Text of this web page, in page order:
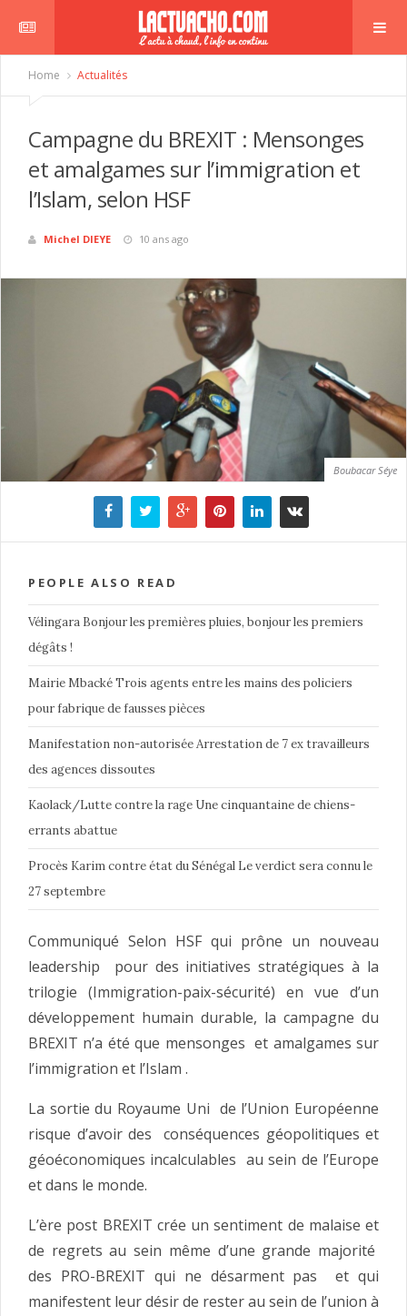
Home Actualités
Campagne du BREXIT : Mensonges
et amalgames sur l’immigration et
l’Islam, selon HSF
Michel DIEYE 10 ans ago
Boubacar Séye
PEOPLE ALSO READ
Vélingara Bonjour les premières pluies, bonjour les premiers
dégâts !
Mairie Mbacké Trois agents entre les mains des policiers
pour fabrique de fausses pièces
Manifestation non-autorisée Arrestation de 7 ex travailleurs
des agences dissoutes
Kaolack/Lutte contre la rage Une cinquantaine de chiens-
errants abattue
Procès Karim contre état du Sénégal Le verdict sera connu le
27 septembre
Communiqué Selon HSF qui prône un nouveau
leadership pour des initiatives stratégiques à la
trilogie (Immigration-paix-sécurité) en vue d’un
développement humain durable, la campagne du
BREXIT n’a été que mensonges et amalgames sur
l’immigration et l’Islam .
La sortie du Royaume Uni de l’Union Européenne
risque d’avoir des conséquences géopolitiques et
géoéconomiques incalculables au sein de l’Europe
et dans le monde.
L’ère post BREXIT crée un sentiment de malaise et
de regrets au sein même d’une grande majorité
des PRO-BREXIT qui ne désarment pas et qui
manifestent leur désir de rester au sein de l’union à